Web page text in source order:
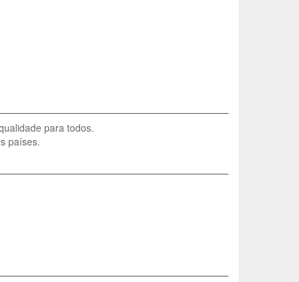
para todos.
países.